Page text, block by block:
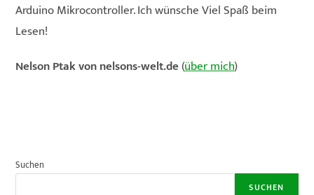
Arduino Mikrocontroller. Ich wünsche Viel Spaß beim
Lesen!
Nelson Ptak von nelsons-welt.de (über mich)
Suchen
SUCHEN